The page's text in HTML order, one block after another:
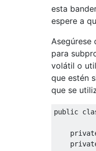
esta
espere a
Asegúrese
para
volátil o
que estén
que se
public